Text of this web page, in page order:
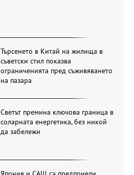
Търсенето в Китай на жилища в
съветски стил показва
ограниченията пред съживяването
на пазара
Светът премина ключова граница в
соларната енергетика, без никой
да забележи